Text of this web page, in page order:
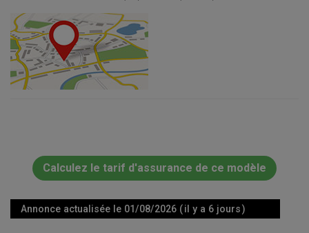
Calculez le tarif d'assurance de ce modèle
Annonce actualisée le 01/08/2026 ( il y a 6 jours )